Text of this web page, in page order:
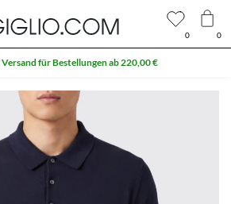
0 0
für Bestellungen ab 220,00 €